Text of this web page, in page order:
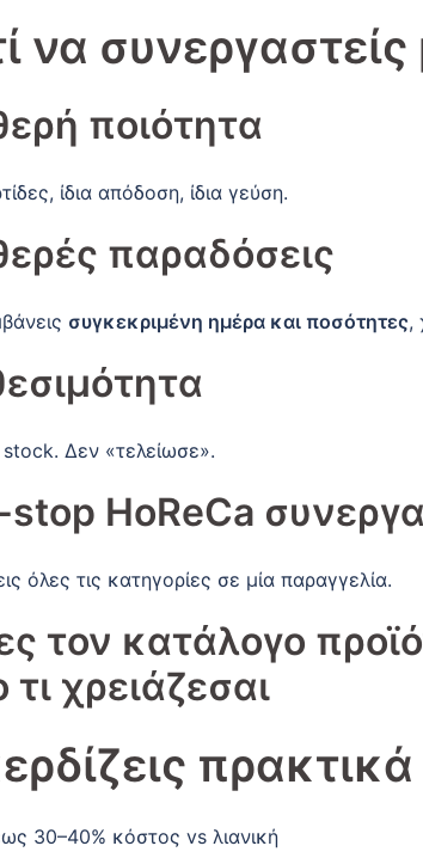
να
ποιότητα
ίδια απόδοση, ίδια γεύση.
παραδόσεις
συγκεκριμένη ημέρα και ποσότητες,
Δεν «τελείωσε».
HoReCa
όλες τις κατηγορίες σε μία παραγγελία.
τον κατάλογο
τι χρειάζεσαι
πρακτικά
30–40% κόστος vs λιανική